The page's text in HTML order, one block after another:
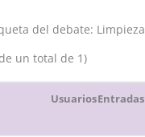
del debate: Limpieza
un total de 1)
UsuariosEntradas